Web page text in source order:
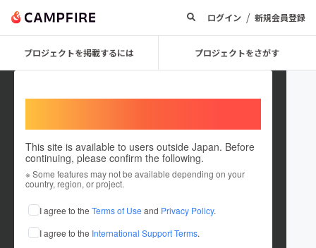
ログイン / 新規会員登録
プロジェクトを掲載するには プロジェクトをさがす
This site is available to users outside Japan. Before
continuing, please confirm the following.
※ Some features may not be available depending on your
country, region, or project.
I agree to the Terms of Use and Privacy Policy.
I agree to the International Support Terms.
YukiTanahara
これまでに1件のプロジェクトを投稿しています
在住国：日本 現在地：沖縄県